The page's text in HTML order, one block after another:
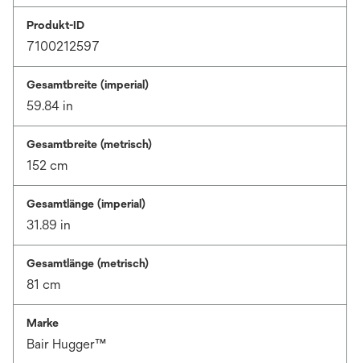
Produkt-ID
7100212597
Gesamtbreite (imperial)
59.84 in
Gesamtbreite (metrisch)
152 cm
Gesamtlänge (imperial)
31.89 in
Gesamtlänge (metrisch)
81 cm
Marke
Bair Hugger™